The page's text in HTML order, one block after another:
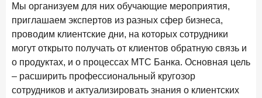
3 декабря 2025 года ИССЛЕДОВАНИЕ
Почему опытные инвесторы в России чувствуют себя
начинающими?
25 ноября 2025 года ИССЛЕДОВАНИЕ
Клиент стал партнером: как трансформируется рынок
инвестиций
Мы организуем для них обучающие мероприятия,
приглашаем экспертов из разных сфер бизнеса,
проводим клиентские дни, на которых сотрудники
могут открыто получать от клиентов обратную связь и
о продуктах, и о процессах МТС Банка. Основная цель
– расширить профессиональный кругозор
сотрудников и актуализировать знания о клиентских